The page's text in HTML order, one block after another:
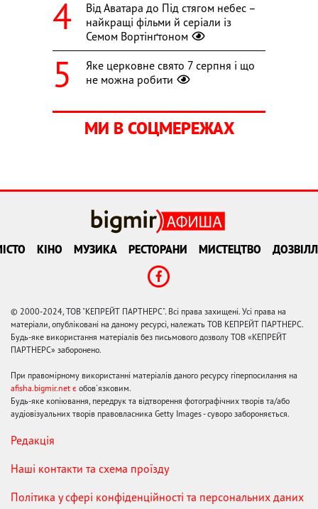
Від Аватара до Під стягом небес –
найкращі фільми й серіали із
Семом Вортінґтоном
Яке церковне свято 7 серпня і що
не можна робити
МИ В СОЦМЕРЕЖАХ
КІНО МУЗИКА РЕСТОРАНИ МИСТЕЦТВО
© 2000-2024, ТОВ "КЕПРЕЙТ ПАРТНЕРС". Всі права захищені. Усі права на
матеріали, опубліковані на даному ресурсі, належать ТОВ КЕПРЕЙТ ПАРТНЕРС.
Будь-яке використання матеріалів без письмового дозволу ТОВ «КЕПРЕЙТ
ПАРТНЕРС» заборонено.
При правомірному використанні матеріалів даного ресурсу гіперпосилання на
afisha.bigmir.net є обов'язковим.
Будь-яке копіювання, передрук та відтворення фотографічних творів та/або
аудіовізуальних творів правовласника Getty Images - суворо забороняється.
Редакція
Наші контакти та схема проїзду
Політика у сфері конфіденційності та персональних даних